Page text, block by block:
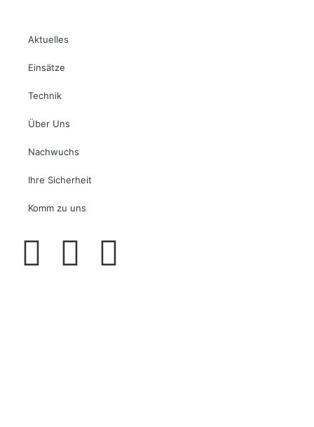
Aktuelles
Einsätze
Technik
Über Uns
Nachwuchs
Ihre Sicherheit
Komm zu uns